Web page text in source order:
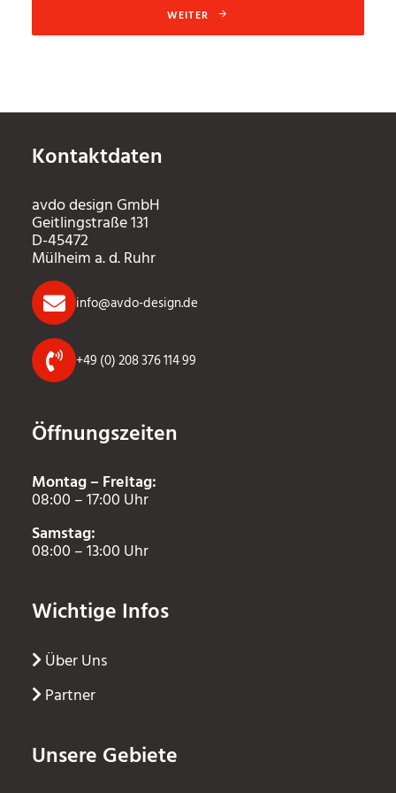
WEITER
Kontaktdaten
avdo design GmbH
Geitlingstraße 131
D-45472
Mülheim a. d. Ruhr
info@avdo-design.de
+49 (0) 208 376 114 99
Öffnungszeiten
Montag – Freitag:
08:00 – 17:00 Uhr
Samstag:
08:00 – 13:00 Uhr
Wichtige Infos
Über Uns
Partner
Unsere Gebiete